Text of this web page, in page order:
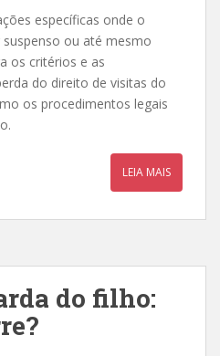
específicas onde o
ou até mesmo
os critérios e as
do direito de visitas do
os procedimentos legais
LEIA MAIS
do filho: